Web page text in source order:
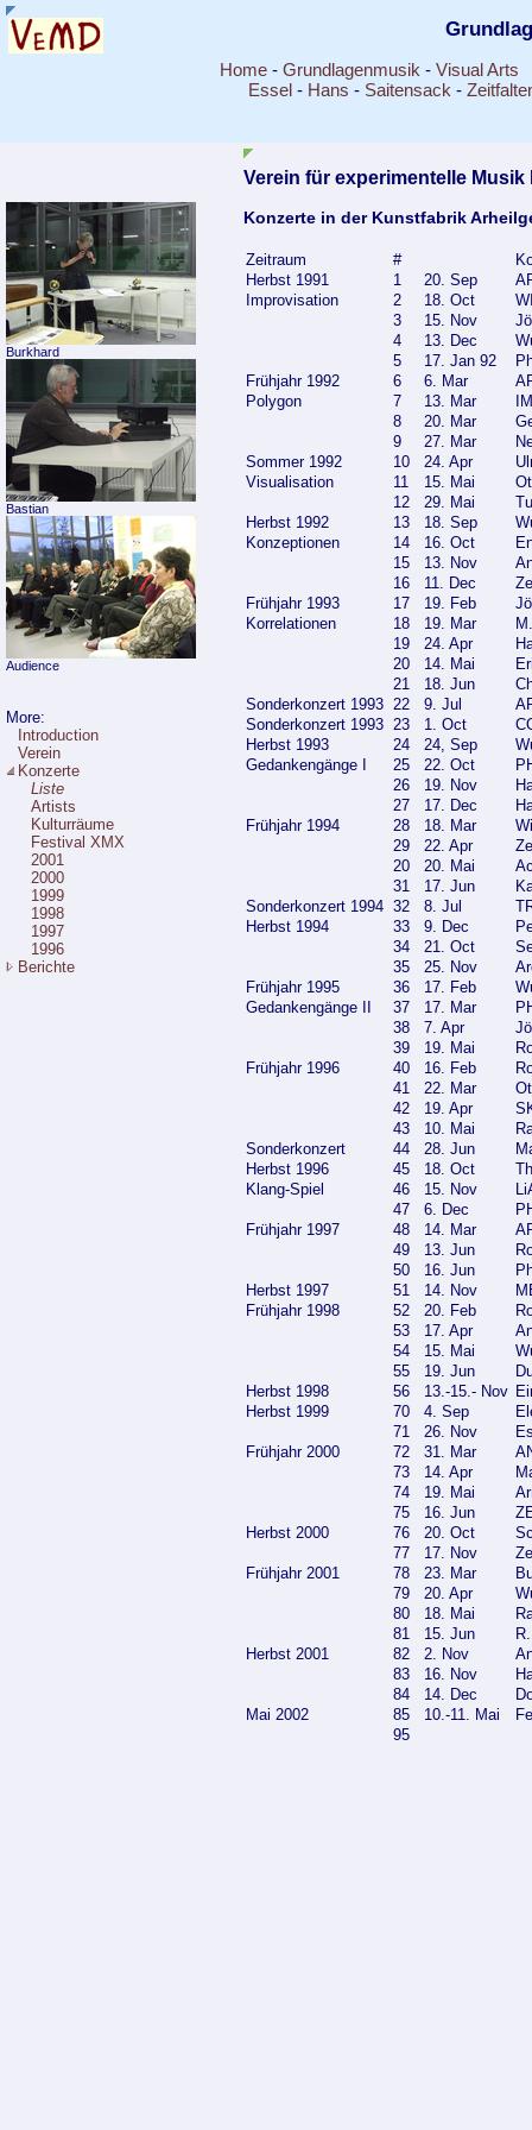
Home- Grundlagenmusik - Visual Arts
Essel - Hans - Saitensack -
Burkhard
Bastian
Audience
More:
Introduction
Verein
Konzerte
Liste
Artists
Kulturräume
Festival XMX
2001
2000
1999
1998
1997
1996
Berichte
Verein für experimentelle Musik
Konzerte in der Kunstfabrik
Zeitraum #
Herbst 1991
1 20. Sep
Improvisation
2 18. Oct
3
15. Nov
4
13. Dec
5
17. Jan 92
Frühjahr 1992
6 6. Mar
Polygon
7 13. Mar
8
20. Mar
9
27. Mar
Sommer 1992
10 24. Apr
Visualisation
11 15. Mai
12
29. Mai
Herbst 1992
13 18. Sep
Konzeptionen
14 16. Oct
15
13. Nov
16
11. Dec
Frühjahr 1993
17 19. Feb
Korrelationen
18 19. Mar
19
24. Apr
20
14. Mai
21
18. Jun
Sonderkonzert 1993 22 9. Jul
Sonderkonzert 1993 23 1. Oct
Herbst 1993
24 24, Sep
Gedankengänge I
25 22. Oct
26
19. Nov
27
17. Dec
Frühjahr 1994
28 18. Mar
29
22. Apr
20
20. Mai
31
17. Jun
Sonderkonzert 1994 32 8. Jul
Herbst 1994
33 9. Dec
34
21. Oct
35
25. Nov
Frühjahr 1995
36 17. Feb
Gedankengänge II
37 17. Mar
38
7. Apr
39
19. Mai
Frühjahr 1996
40 16. Feb
41
22. Mar
42
19. Apr
43
10. Mai
Sonderkonzert
44 28. Jun
Herbst 1996
45 18. Oct
Klang-Spiel
46 15. Nov
47
6. Dec
Frühjahr 1997
48 14. Mar
49
13. Jun
50
16. Jun
Herbst 1997
51 14. Nov
Frühjahr 1998
52 20. Feb
53
17. Apr
54
15. Mai
55
19. Jun
Herbst 1998
56 13.-15.- Nov
Herbst 1999
70 4. Sep
71
26. Nov
Frühjahr 2000
72 31. Mar
73
14. Apr
74
19. Mai
75
16. Jun
Herbst 2000
76 20. Oct
77
17. Nov
Frühjahr 2001
78 23. Mar
79
20. Apr
80
18. Mai
81
15. Jun
Herbst 2001
82 2. Nov
83
16. Nov
84
14. Dec
Mai 2002
85 10.-11. Mai
95